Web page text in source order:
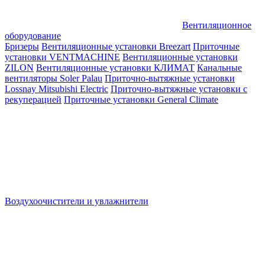
Вентиляционное
оборудование
Бризеры Вентиляционные установки Breezart Приточные
установки VENTMACHINE Вентиляционные установки
ZILON Вентиляционные установки КЛИМАТ Канальные
вентиляторы Soler Palau Приточно-вытяжные установки
Lossnay Mitsubishi Electric Приточно-вытяжные установки с
рекуперацией Приточные установки General Climate
Воздухоочистители и увлажнители